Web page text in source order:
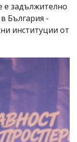
е задължително
България -
институции от